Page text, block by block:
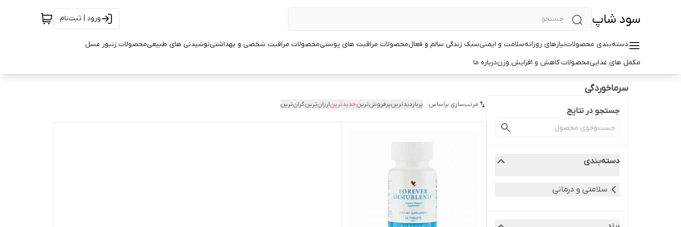
سود شاپ ورود | ثبت‌نام
دسته‌بندی محصولاتنیازهای روزانهسلامت و ایمنیسبک زندگی سالم و فعالمحصولات مراقبت های پوستیمحصولات مراقبت شخصی و بهداشتینوشیدنی های طبیعیمحصولات زنبور عسل
مکمل های غذاییمحصولات کاهش و افزایش وزندرباره ما
سرماخوردگی
جستجو در نتایج
دسته‌بندی
سلامتی و درمانی
مرتب‌سازی براساس: پربازدیدترینپرفروش‌ترینجدیدترینارزان‌ترینگران‌ترین